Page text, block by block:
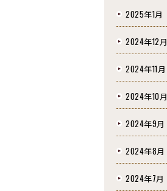
2025年1月
2024年12月
2024年11月
2024年10月
2024年9月
2024年8月
2024年7月